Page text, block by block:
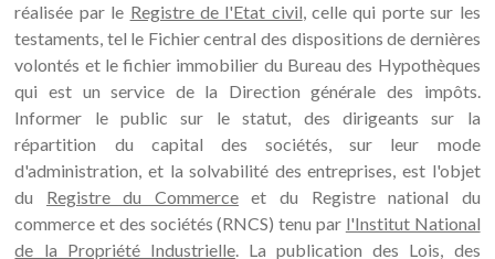
réalisée par le Registre de l'Etat civil, celle qui porte sur les
testaments, tel le Fichier central des dispositions de dernières
volontés et le fichier immobilier du Bureau des Hypothèques
qui est un service de la Direction générale des impôts.
Informer le public sur le statut, des dirigeants sur la
répartition du capital des sociétés, sur leur mode
d'administration, et la solvabilité des entreprises, est l'objet
du Registre du Commerceet du Registre national du
commerce et des sociétés (RNCS) tenu par l'Institut National
de la Propriété Industrielle. La publication des Lois, des